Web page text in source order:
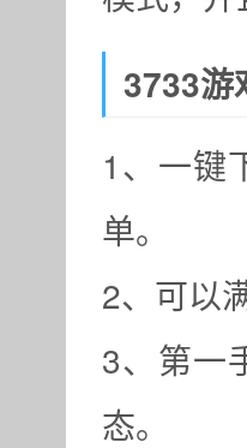
3733游
1、一键
单。
2、可以
3、第一
态。